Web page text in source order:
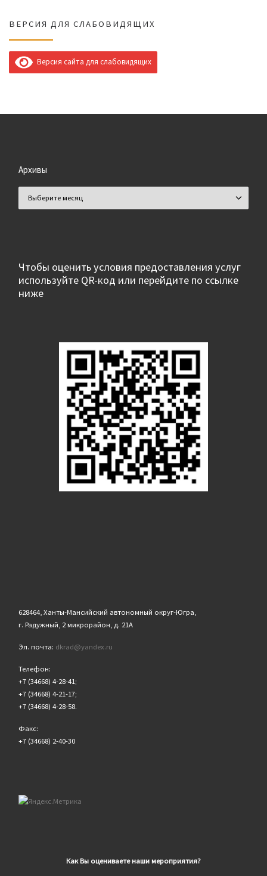
ВЕРСИЯ ДЛЯ СЛАБОВИДЯЩИХ
Версия сайта для слабовидящих
Архивы
Чтобы оценить условия предоставления услуг
используйте QR-код или перейдите по ссылке
ниже
628464, Ханты-Мансийский автономный округ-Югра,
г. Радужный, 2 микрорайон, д. 21А
Эл. почта: dkrad@yandex.ru
Телефон:
+7 (34668) 4-28-41;
+7 (34668) 4-21-17;
+7 (34668) 4-28-58.
Факс:
+7 (34668) 2-40-30
Как Вы оцениваете наши мероприятия?